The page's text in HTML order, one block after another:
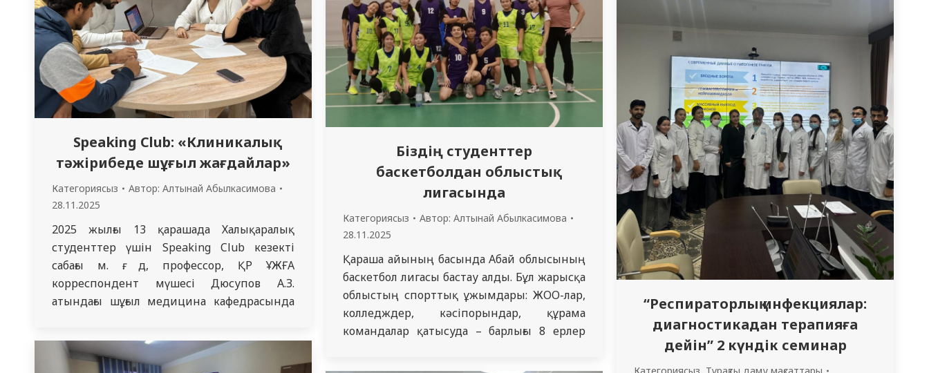
Speaking Club: «Клиникалық
тәжірибеде шұғыл жағдайлар»
Категориясыз Автор: Алтынай Абылкасимова
28.11.2025
2025 жылғы 13 қарашада Халықаралық
студенттер үшін Speaking Club кезекті
сабағы м. ғ. д, профессор, ҚР ҰЖҒА
корреспондент мүшесі Дюсупов А.З.
атындағы шұғыл медицина кафедрасында
— PhD Акимжанова А.К. және Әукенова
Ж.Т., кафедра меңгерушісі, м. ғ. д, профессор
Біздің студенттер
баскетболдан облыстық
лигасында
Категориясыз Автор: Алтынай Абылкасимова
28.11.2025
Қараша айының басында Абай облысының
баскетбол лигасы бастау алды. Бұл жарысқа
облыстың спорттық ұжымдары: ЖОО-лар,
колледждер, кәсіпорындар, құрама
командалар қатысуда – барлығы 8 ерлер
“Респираторлық инфекциялар:
диагностикадан терапияға
дейін” 2 күндік семинар